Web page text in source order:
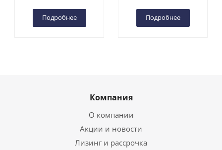
Подробнее Подробнее
Компания
О компании
Акции и новости
Лизинг и рассрочка